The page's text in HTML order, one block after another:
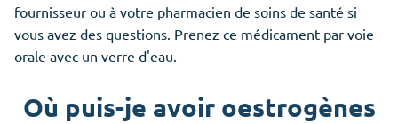
fournisseur ou à votre pharmacien de soins de santé si
vous avez des questions. Prenez ce médicament par voie
orale avec un verre d'eau.
Où puis-je avoir oestrogènes